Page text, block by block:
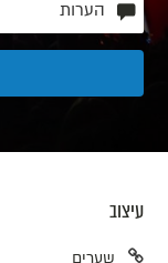
עיצוב
שערים